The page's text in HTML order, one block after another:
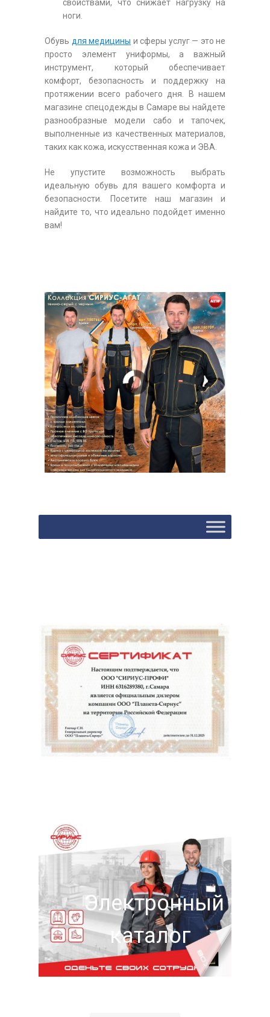
свойствами, что снижает нагрузку на
ноги.
Обувь для медицины и сферы услуг — это не
просто элемент униформы, а важный
инструмент, который обеспечивает
комфорт, безопасность и поддержку на
протяжении всего рабочего дня. В нашем
магазине спецодежды в Самаре вы найдете
разнообразные модели сабо и тапочек,
выполненные из качественных материалов,
таких как кожа, искусственная кожа и ЭВА.
Не упустите возможность выбрать
идеальную обувь для вашего комфорта и
безопасности. Посетите наш магазин и
найдите то, что идеально подойдет именно
вам!
В наличии на
складе!!!
Электронный
каталог